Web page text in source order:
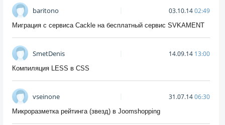
baritono 03.10.1402:49
Миграция с сервиса Cackle на бесплатный сервис SVKAMENT
SmetDenis 14.09.14 13:00
Компиляция LESS в CSS
vseinone 31.07.1406:30
Микроразметка рейтинга (звезд) в Joomshopping